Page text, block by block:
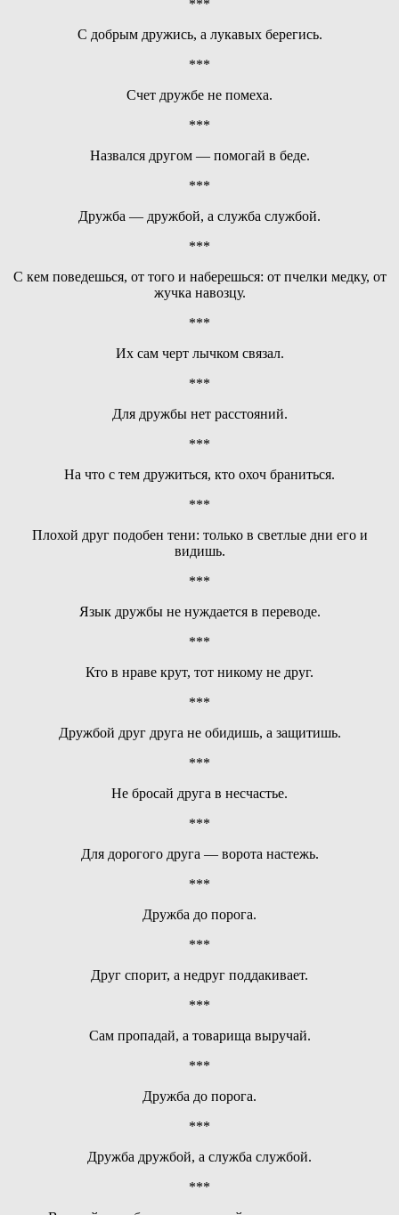
***
С добрым дружись, а лукавых берегись.
***
Счет дружбе не помеха.
***
Назвался другом — помогай в беде.
***
Дружба — дружбой, а служба службой.
***
С кем поведешься, от того и наберешься: от пчелки медку, от
жучка навозцу.
***
Их сам черт лычком связал.
***
Для дружбы нет расстояний.
***
На что с тем дружиться, кто охоч браниться.
***
Плохой друг подобен тени: только в светлые дни его и
видишь.
***
Язык дружбы не нуждается в переводе.
***
Кто в нраве крут, тот никому не друг.
***
Дружбой друг друга не обидишь, а защитишь.
***
Не бросай друга в несчастье.
***
Для дорогого друга — ворота настежь.
***
Дружба до порога.
***
Друг спорит, а недруг поддакивает.
***
Сам пропадай, а товарища выручай.
***
Дружба до порога.
***
Дружба дружбой, а служба службой.
***